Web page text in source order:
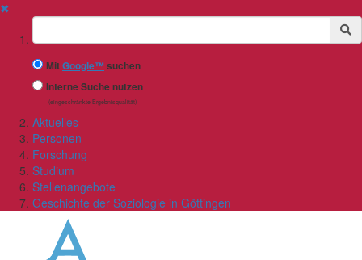
✖
Suchbegriff
MitGoogle™ suchen
Interne Suche nutzen
(eingeschränkte Ergebnisqualität)
Aktuelles
Personen
Forschung
Studium
Stellenangebote
Geschichte der Soziologie in Göttingen